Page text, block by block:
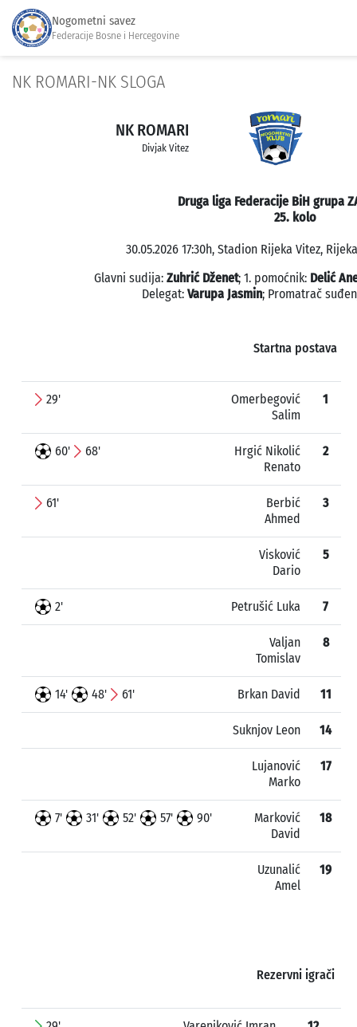
Nogometni savez
Federacije Bosne i Hercegovine
NK ROMARI-NK SLOGA
NK ROMARI
Divjak Vitez
Druga liga Federacije BiH grupa
25. kolo
30.05.2026 17:30h, Stadion Rijeka Vitez,
Glavni sudija: Zuhrić Dženet; 1. pomoćnik: Delić
Delegat: Varupa Jasmin; Promatrač
Startna postava
29'
Omerbegović
Salim
1
60' 68'
Hrgić Nikolić
Renato
2
61'
Berbić
Ahmed
3
Visković
Dario
5
2' Petrušić Luka 7
Valjan
Tomislav
8
14' 48' 61' Brkan David 11
Suknjov Leon 14
Lujanović
Marko
17
7' 31' 52' 57' 90'
Marković
David
18
Uzunalić
Amel
19
Rezervni igrači